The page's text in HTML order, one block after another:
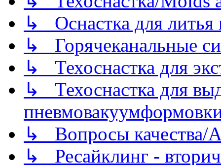
↳ Оснастка для литья
↳ Горячеканальные
↳ Техоснастка для
↳ Техоснастка для
↳ Вопросы качества/
↳ Ресайклинг -